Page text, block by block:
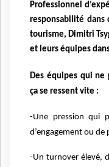
Professionnel
responsabilité dans
tourisme, Dimitri
et leurs équipes
Des équipes qui ne
ça se ressent vite :
-Une pression qui
d’engagement ou de
-Un turnover élevé,